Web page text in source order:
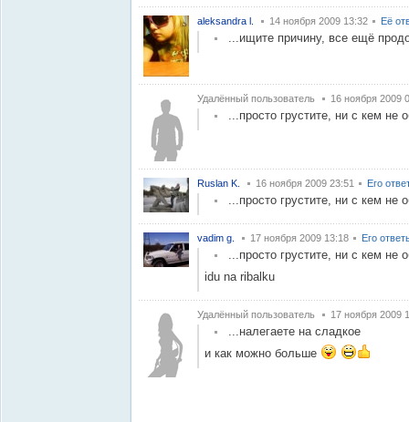
aleksandra l. 14 ноября 2009 13:32 Её
...ищите причину, все ещё
Удалённый пользователь 16 ноября 2009
...просто грустите, ни с кем не
Ruslan K. 16 ноября 2009 23:51 Его
...просто грустите, ни с кем не
vadim g. 17 ноября 2009 13:18 Его
...просто грустите, ни с кем не
idu na ribalku
Удалённый пользователь 17 ноября 2009
...налегаете на сладкое
и как можно больше